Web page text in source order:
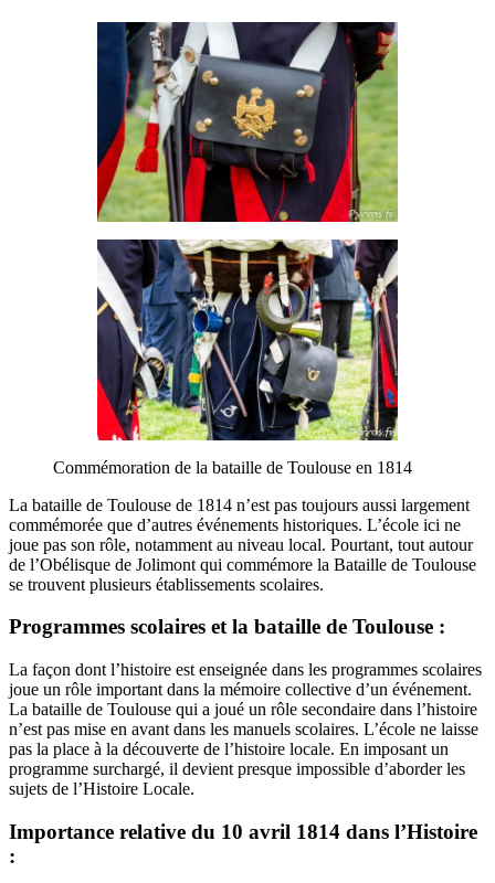
Commémoration de la bataille de Toulouse en 1814
La bataille de Toulouse de 1814 n’est pas toujours aussi largement
commémorée que d’autres événements historiques. L’école ici ne
joue pas son rôle, notamment au niveau local. Pourtant, tout autour
de l’Obélisque de Jolimont qui commémore la Bataille de Toulouse
se trouvent plusieurs établissements scolaires.
Programmes scolaires et la bataille de Toulouse :
La façon dont l’histoire est enseignée dans les programmes scolaires
joue un rôle important dans la mémoire collective d’un événement.
La bataille de Toulouse qui a joué un rôle secondaire dans l’histoire
n’est pas mise en avant dans les manuels scolaires. L’école ne laisse
pas la place à la découverte de l’histoire locale. En imposant un
programme surchargé, il devient presque impossible d’aborder les
sujets de l’Histoire Locale.
Importance relative du 10 avril 1814 dans l’Histoire
: